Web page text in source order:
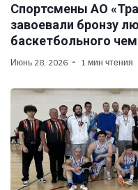
Спортсмены АО
завоевали бронзу
баскетбольного
Июнь 28, 2026 1 мин чтения